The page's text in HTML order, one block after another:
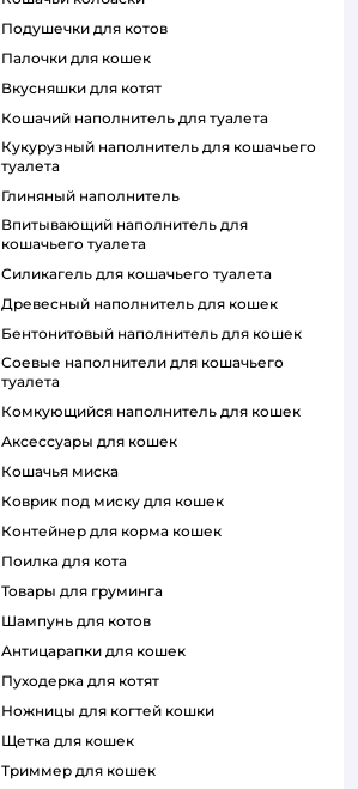
подушечки для котов
палочки для кошек
вкусняшки для котят
кошачий наполнитель для туалета
кукурузный наполнитель для кошачьего
туалета
глиняный наполнитель
впитывающий наполнитель для
кошачьего туалета
силикагель для кошачьего туалета
древесный наполнитель для кошек
бентонитовый наполнитель для кошек
соевые наполнители для кошачьего
туалета
комкующийся наполнитель для кошек
аксессуары для кошек
кошачья миска
коврик под миску для кошек
контейнер для корма кошек
поилка для кота
товары для груминга
шампунь для котов
антицарапки для кошек
пуходерка для котят
ножницы для когтей кошки
щетка для кошек
триммер для кошек